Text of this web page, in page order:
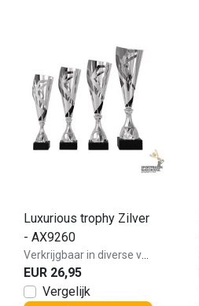
Luxurious trophy Zilver
- AX9260
EUR 26,95
Vergelijk